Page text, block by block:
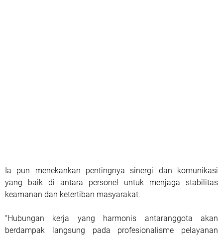
Ia pun menekankan pentingnya sinergi dan komunikasi
yang baik di antara personel untuk menjaga stabilitas
keamanan dan ketertiban masyarakat.
“Hubungan kerja yang harmonis antaranggota akan
berdampak langsung pada profesionalisme pelayanan